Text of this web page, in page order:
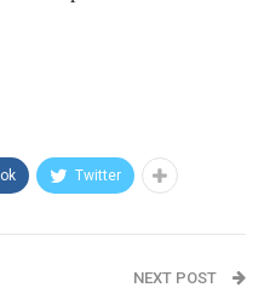
Twitter
NEXT POST